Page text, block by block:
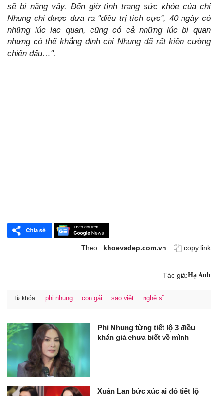
sẽ bị nặng vậy. Đến giờ tình trạng sức khỏe của chị
Nhung chỉ được đưa ra "điều trị tích cực", 40 ngày có
những lúc lạc quan, cũng có cả những lúc bi quan
nhưng có thể khẳng định chị Nhung đã rất kiên cường
chiến đấu…".
Theo: khoevadep.com.vn copy link
Tác giả:Hạ Anh
Từ khóa: phi nhung con gái sao việt nghệ sĩ
Phi Nhung từng tiết lộ 3 điều
khán giả chưa biết về mình
Xuân Lan bức xúc ai đó tiết lộ